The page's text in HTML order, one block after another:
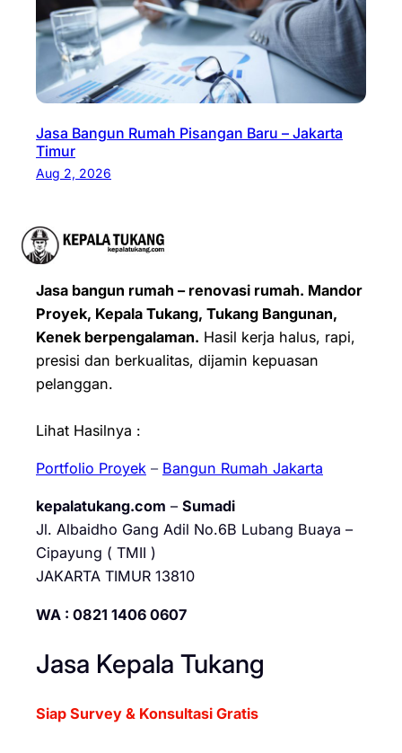
Jasa Bangun Rumah Pisangan Baru – Jakarta
Timur
Aug 2, 2026
Jasa bangun rumah – renovasi rumah. Mandor
Proyek, Kepala Tukang, Tukang Bangunan,
Kenek berpengalaman. Hasil kerja halus, rapi,
presisi dan berkualitas, dijamin kepuasan
pelanggan.
Lihat Hasilnya :
Portfolio Proyek – Bangun Rumah Jakarta
kepalatukang.com – Sumadi
Jl. Albaidho Gang Adil No.6B Lubang Buaya –
Cipayung ( TMII )
JAKARTA TIMUR 13810
WA : 0821 1406 0607
Jasa Kepala Tukang
Siap Survey & Konsultasi Gratis